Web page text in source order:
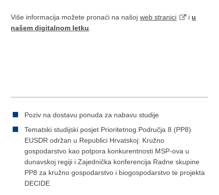
Više informacija možete pronaći na našojweb stranici iu
našem digitalnom letku
Poziv na dostavu ponuda za nabavu studije
Tematski studijski posjet Prioritetnog Područja 8 (PP8)
EUSDR održan u Republici Hrvatskoj: Kružno
gospodarstvo kao potpora konkurentnosti MSP-ova u
dunavskoj regiji i Zajednička konferencija Radne skupine
PP8 za kružno gospodarstvo i biogospodarstvo te projekta
DECIDE